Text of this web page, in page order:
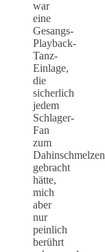
war
eine
Gesangs-
Playback-
Tanz-
Einlage,
die
sicherlich
jedem
Schlager-
Fan
zum
Dahinschmelzen
gebracht
hätte,
mich
aber
nur
peinlich
berührt